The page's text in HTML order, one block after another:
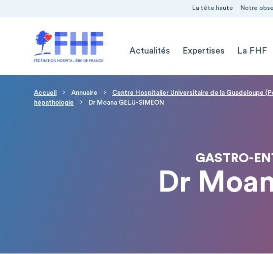
La tête haute Notre
Actualités
Expertises La FHF
Fil d'Ariane
Accueil Annuaire Centre Hospitalier Universitaire de la Guadeloupe
hépathologie
Dr Moana GELU-SIMEON
GASTRO-
Dr